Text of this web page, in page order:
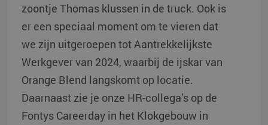
zoontje Thomas klussen in de truck. Ook is
er een speciaal moment om te vieren dat
we zijn uitgeroepen tot Aantrekkelijkste
Werkgever van 2024, waarbij de ijskar van
Orange Blend langskomt op locatie.
Daarnaast zie je onze HR-collega’s op de
Fontys Careerday in het Klokgebouw in